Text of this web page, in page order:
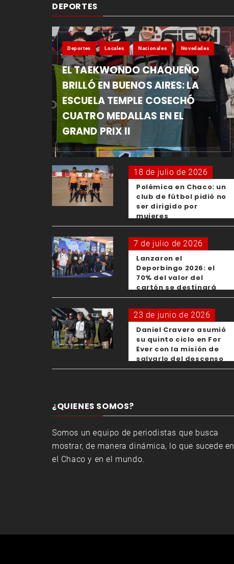
DEPORTES
Deportes Locales Nacionales Novedades
EL TAEKWONDO CHAQUEÑO
BRILLÓ EN BUENOS AIRES: LA
ESCUELA TEMPLE COSECHÓ
CUATRO MEDALLAS EN EL
GRAND PRIX II
18 de julio de 2026
Polémica en Chaco: un
club de fútbol pidió no
ser dirigido por
mujeres
7 de julio de 2026
Lanzaron el
Deporbingo 2026: el
70% del valor del
cartón se destinará
para los clubes
23 de junio de 2026
Daniel Cravero asumió
su quinto ciclo en For
Ever con la misión de
salvarlo del descenso
¿QUIENES SOMOS?
Somos un equipo de periodistas que busca
mostrar, de manera dinámica, lo que sucede en
el Chaco y en el mundo.